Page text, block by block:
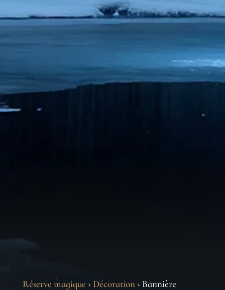
Réserve magique › Décoration› Bannière